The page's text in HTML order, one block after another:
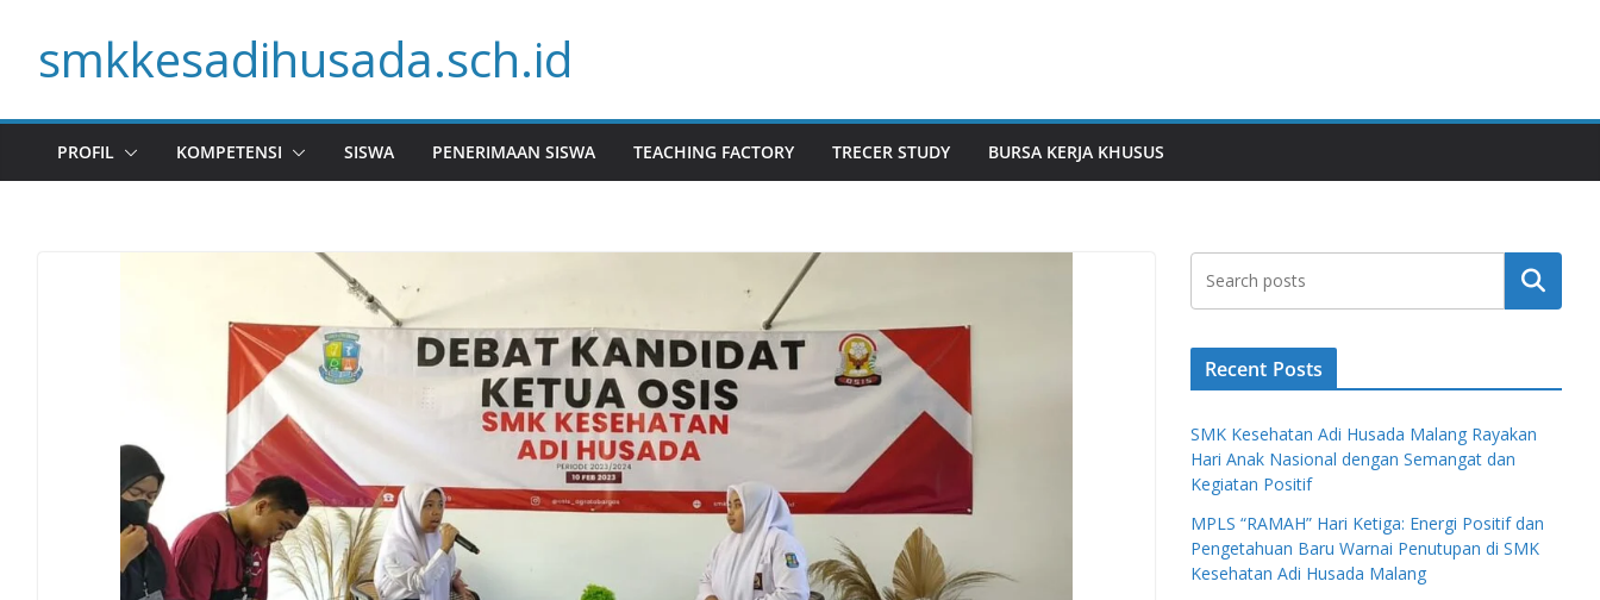
contentsmkkesadihusada.sch.id
PROFIL KOMPETENSI SISWA PENERIMAAN SISWA TEACHING FACTORY TRECER STUDY BURSA KERJA KHUSUS
Search
Recent Posts
SMK Kesehatan Adi Husada Malang Rayakan
Hari Anak Nasional dengan Semangat dan
Kegiatan Positif
MPLS “RAMAH” Hari Ketiga: Energi Positif dan
Pengetahuan Baru Warnai Penutupan di SMK
Kesehatan Adi Husada Malang